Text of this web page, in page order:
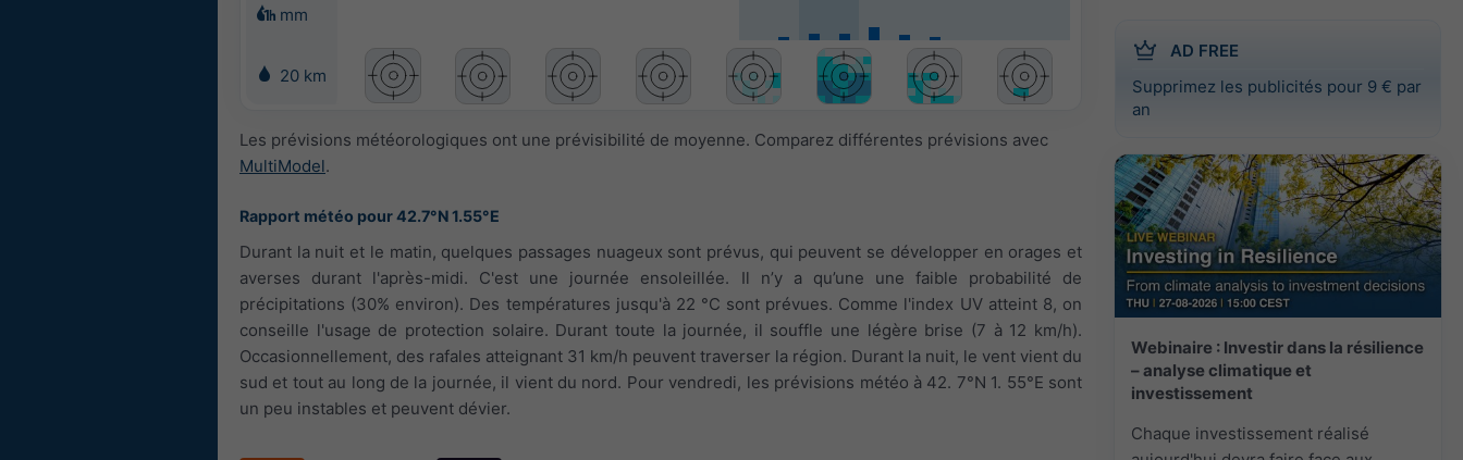
AD FREE
Supprimez les publicités pour 9 € par
an
Webinaire : Investir dans la résilience
– analyse climatique et
investissement
Chaque investissement réalisé
mm
20 km
Les prévisions météorologiques ont une prévisibilité de moyenne. Comparez différentes prévisions avec
MultiModel.
Rapport météo pour 42.7°N 1.55°E
Durant la nuit et le matin, quelques passages nuageux sont prévus, qui peuvent se développer en orages et
averses durant l'après-midi. C'est une journée ensoleillée. Il n’y a qu’une une faible probabilité de
précipitations (30% environ). Des températures jusqu'à 22 °C sont prévues. Comme l'index UV atteint 8, on
conseille l'usage de protection solaire. Durant toute la journée, il souffle une légère brise (7 à 12 km/h).
Occasionnellement, des rafales atteignant 31 km/h peuvent traverser la région. Durant la nuit, le vent vient du
sud et tout au long de la journée, il vient du nord. Pour vendredi, les prévisions météo à 42. 7°N 1. 55°E sont
un peu instables et peuvent dévier.